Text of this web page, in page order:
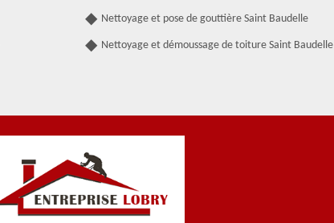
Nettoyage et pose de gouttière Saint Baudelle
Nettoyage et démoussage de toiture Saint Baudelle